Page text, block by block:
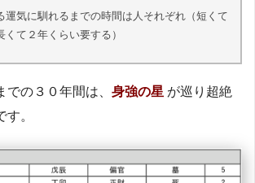
運気に馴れるまでの時間は人それぞれ（短くて
くて２年くらい要する）
での３０年間は、 身強の星 が巡り超絶
。